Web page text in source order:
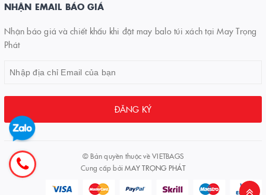
NHẬN EMAIL BÁO GIÁ
Nhận báo giá và chiết khấu khi đặt may balo túi xách tại May Trọng
Phát
ĐĂNG KÝ
© Bản quyền thuộc vềVIETBAGS
Cung cấp bởiMAY TRỌNG PHÁT